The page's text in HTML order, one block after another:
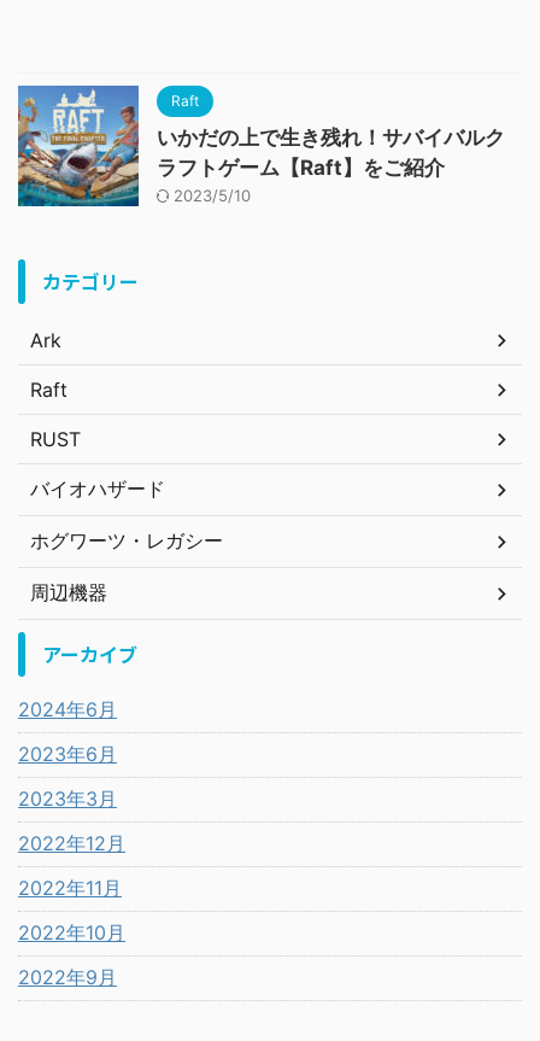
Raft
いかだの上で生き残れ！サバイバルク
ラフトゲーム【Raft】をご紹介
2023/5/10
カテゴリー
Ark
Raft
RUST
バイオハザード
ホグワーツ・レガシー
周辺機器
アーカイブ
2024年6月
2023年6月
2023年3月
2022年12月
2022年11月
2022年10月
2022年9月